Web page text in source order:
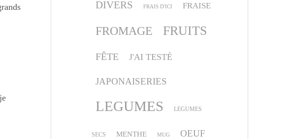
DIVERS FRAIS D'ICI FRAISE
FROMAGE FRUITS
FÊTE J'AI TESTÉ
JAPONAISERIES
LEGUMES LEGUMES
SECS MENTHE MUG OEUF